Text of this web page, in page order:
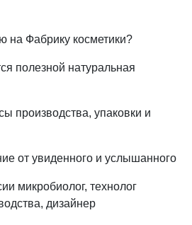
на Фабрику косметики?
полезной натуральная
производства, упаковки и
от увиденного и услышанного
микробиолог, технолог
дизайнер